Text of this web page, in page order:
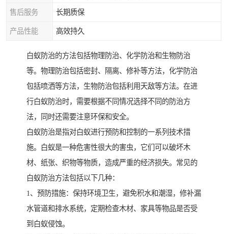
售后服务 长期质保
产品性能 高效持久
白蚁防治的方法包括物理防治、化学防治和生物防治
等。物理防治包括密封、隔离、修补等方法，化学防治
包括喷洒等方法，生物防治包括利用天敌等方法。在进
行白蚁防治时，需要根据不同情况选择不同的防治方
法，同时还需要注意环保和安全。
白蚁防治是指对白蚁进行预防和控制的一系列技术措
施。白蚁是一种危害性很大的害虫，它们可以破坏木
材、纸张、织物等物质，造成严重的经济损失。常见的
白蚁防治方法包括以下几种：
1、预防措施：保持环境卫生，避免积水和潮湿，修补漏
水管道和排水系统，定期检查木材、家具等物品是否受
到白蚁侵蚀。